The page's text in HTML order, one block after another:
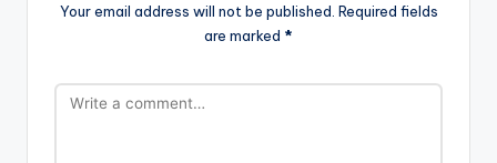
Your email address will not be published. Required fields
are marked *